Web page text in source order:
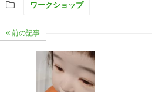
ワークショップ
前の記事